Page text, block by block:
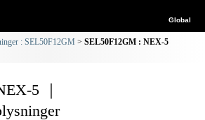
Global
: SEL50F12GM
SEL50F12GM : NEX-5
5 ｜